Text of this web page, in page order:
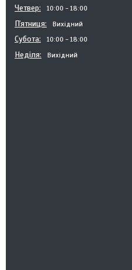
Четвер 10:00 18:00
Пʼятниця Вихідний
Субота 10:00 18:00
Неділя Вихідний